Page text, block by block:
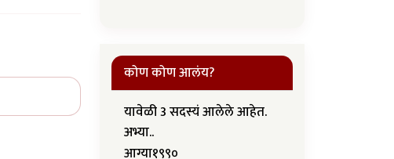
कोण कोण आलंय?
यावेळी 3 सदस्यं आलेले आहेत.
अभ्या..
आग्या१९९०